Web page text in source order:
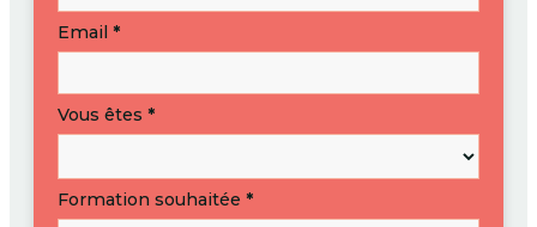
Email *
Vous êtes *
Formation souhaitée *